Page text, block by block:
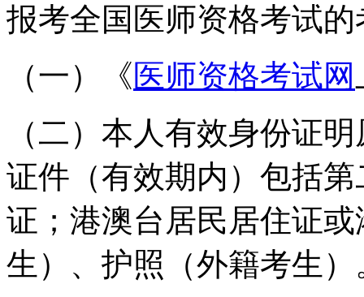
报考全国医师资格考试
（一）《医师资格考试网
（二）本人有效身份证
证件（有效期内）包括
证；港澳台居民居住证
生）、护照（外籍考生